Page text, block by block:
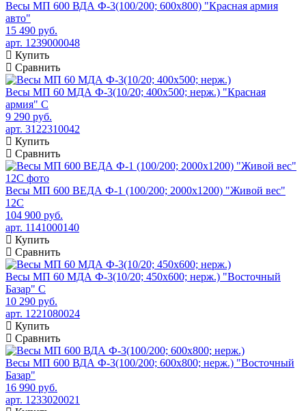
Весы МП 600 ВДА Ф-3(100/200; 600х800) "Красная армия
авто"
15 490 руб.
арт. 1239000048
Купить
Сравнить
Весы МП 60 МДА Ф-3(10/20; 400х500; нерж.) "Красная
армия" C
9 290 руб.
арт. 3122310042
Купить
Сравнить
Весы МП 600 ВЕДА Ф-1 (100/200; 2000х1200) "Живой вес"
12С
104 900 руб.
арт. 1141000140
Купить
Сравнить
Весы МП 60 МДА Ф-3(10/20; 450х600; нерж.) "Восточный
Базар" С
10 290 руб.
арт. 1221080024
Купить
Сравнить
Весы МП 600 ВДА Ф-3(100/200; 600х800; нерж.) "Восточный
Базар"
16 990 руб.
арт. 1233020021